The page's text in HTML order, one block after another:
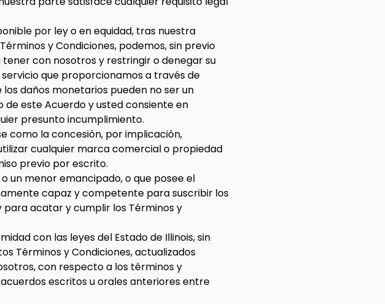
por ley o en equidad, tras nuestra
y Condiciones, podemos, sin previo
con nosotros y restringir o denegar su
que proporcionamos a través de
daños monetarios pueden no ser un
este Acuerdo y usted consiente en
presunto incumplimiento.
como la concesión, por implicación,
cualquier marca comercial o propiedad
previo por escrito.
un menor emancipado, o que posee el
capaz y competente para suscribir los
para acatar y cumplir los Términos y
con las leyes del Estado de Illinois, sin
Términos y Condiciones, actualizados
con respecto a los términos y
escritos u orales anteriores entre